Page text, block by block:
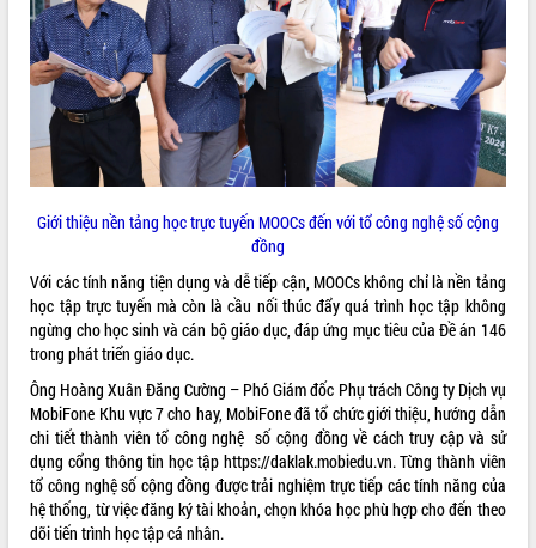
VIDEO
Giới thiệu nền tảng học trực tuyến MOOCs đến với tổ công nghệ số cộng
đồng
Với các tính năng tiện dụng và dễ tiếp cận, MOOCs không chỉ là nền tảng
học tập trực tuyến mà còn là cầu nối thúc đẩy quá trình học tập không
ngừng cho học sinh và cán bộ giáo dục, đáp ứng mục tiêu của Đề án 146
trong phát triển giáo dục.
Ông Hoàng Xuân Đăng Cường – Phó Giám đốc Phụ trách Công ty Dịch vụ
MobiFone Khu vực 7 cho hay, MobiFone đã tổ chức giới thiệu, hướng dẫn
chi tiết thành viên tổ công nghệ số cộng đồng về cách truy cập và sử
dụng cổng thông tin học tập https://daklak.mobiedu.vn. Từng thành viên
tổ công nghệ số cộng đồng được trải nghiệm trực tiếp các tính năng của
hệ thống, từ việc đăng ký tài khoản, chọn khóa học phù hợp cho đến theo
dõi tiến trình học tập cá nhân.